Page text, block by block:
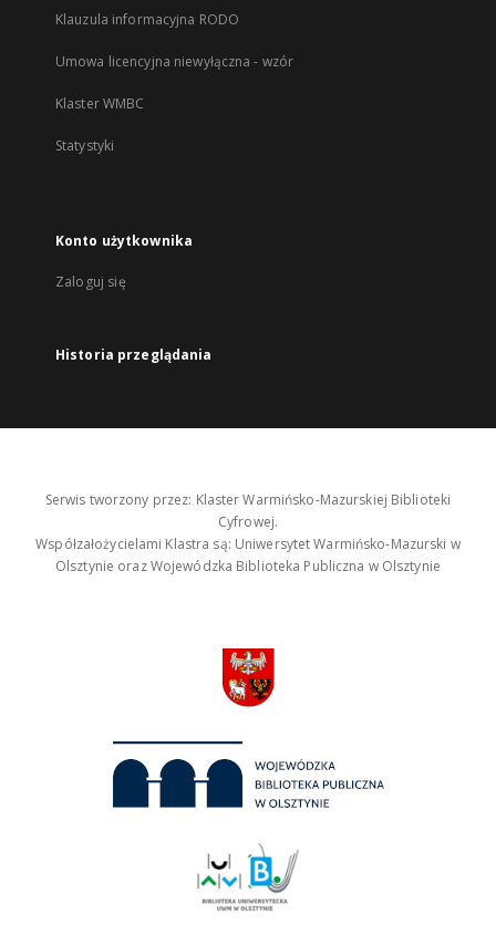
Klauzula informacyjna RODO
Umowa licencyjna niewyłączna - wzór
Klaster WMBC
Statystyki
Konto użytkownika
Zaloguj się
Historia przeglądania
Serwis tworzony przez: Klaster Warmińsko-Mazurskiej Biblioteki
Cyfrowej.
Współzałożycielami Klastra są: Uniwersytet Warmińsko-Mazurski w
Olsztynie oraz Wojewódzka Biblioteka Publiczna w Olsztynie